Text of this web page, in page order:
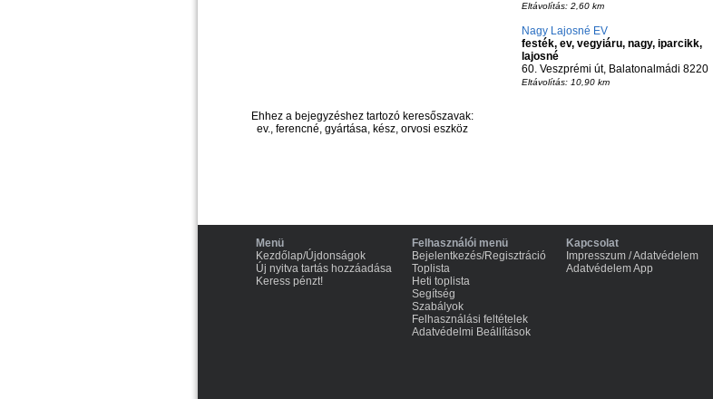
Eltávolítás: 2,60 km
Nagy Lajosné EV
festék, ev, vegyiáru, nagy, iparcikk,
lajosné
60. Veszprémi út, Balatonalmádi 8220
Eltávolítás: 10,90 km
Ehhez a bejegyzéshez tartozó keresőszavak:
ev., ferencné, gyártása, kész, orvosi eszköz
Menü
Kezdőlap/Újdonságok
Új nyitva tartás hozzáadása
Keress pénzt!
Felhasználói menü
Bejelentkezés/Regisztráció
Toplista
Heti toplista
Segítség
Szabályok
Felhasználási feltételek
Adatvédelmi Beállítások
Kapcsolat
Impresszum / Adatvédelem
Adatvédelem App